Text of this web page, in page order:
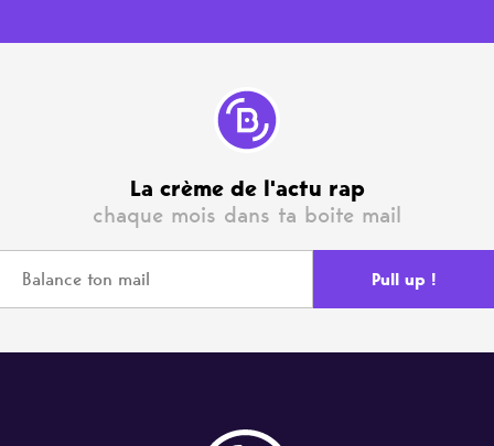
La crème de l'actu rap
chaque mois dans ta boite mail